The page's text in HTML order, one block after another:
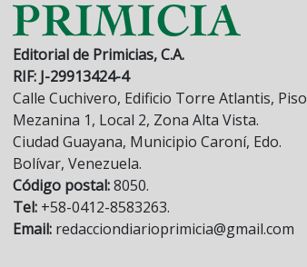
Editorial de Primicias, C.A.
RIF: J-29913424-4
Calle Cuchivero, Edificio Torre Atlantis, Piso
Mezanina 1, Local 2, Zona Alta Vista.
Ciudad Guayana, Municipio Caroní, Edo.
Bolívar, Venezuela.
Código postal:8050.
Tel: +58-0412-8583263.
Email: redacciondiarioprimicia@gmail.com